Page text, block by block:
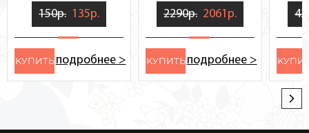
150р. 135р.
KУПИТЬ подробнее >
2290р. 2061р.
KУПИТЬ подробнее >